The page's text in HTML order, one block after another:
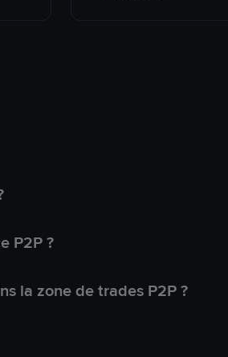
P2P ?
la zone de trades P2P ?